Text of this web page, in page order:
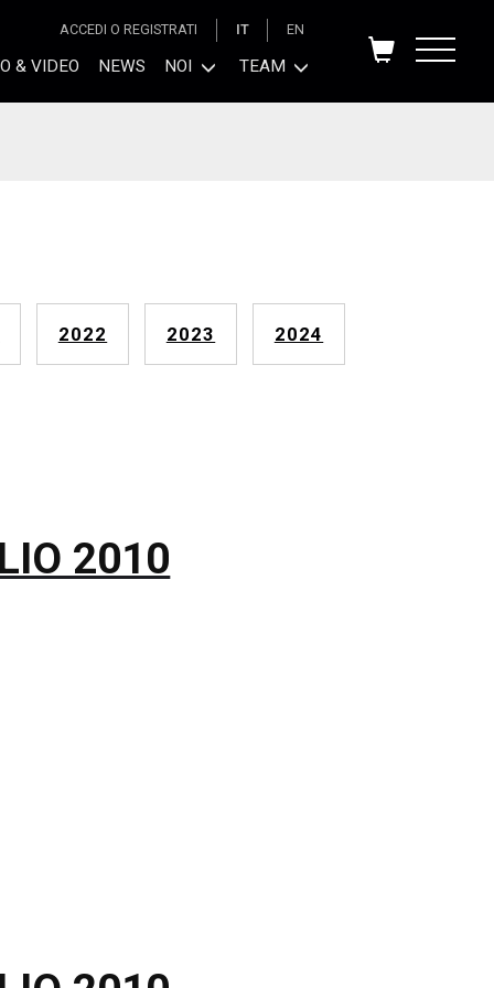
ACCEDI O REGISTRATI IT EN
& VIDEO NEWS NOI TEAM
2022 2023 2024
2010